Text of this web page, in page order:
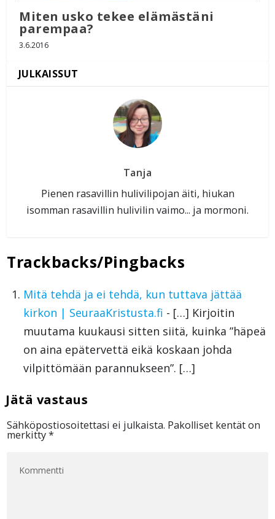
Miten usko tekee elämästäni
parempaa?
3.6.2016
Tanja
Pienen rasavillin hulivilipojan äiti, hiukan
isomman rasavillin hulivilin vaimo... ja mormoni.
Trackbacks/Pingbacks
Mitä tehdä ja ei tehdä, kun tuttava jättää
kirkon | SeuraaKristusta.fi - […] Kirjoitin
muutama kuukausi sitten siitä, kuinka ”häpeä
on aina epätervettä eikä koskaan johda
vilpittömään parannukseen”. […]
Sähköpostiosoitettasi ei julkaista. Pakolliset kentät on
merkitty*